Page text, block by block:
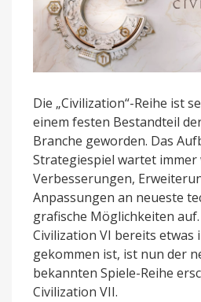
Die „Civilization“-Reihe ist
einem festen Bestandteil
Branche geworden. Das
Strategiespiel wartet immer
Verbesserungen,
Anpassungen an neueste
grafische Möglichkeiten
Civilization VI bereits etwas
gekommen ist, ist nun der
bekannten Spiele-Reihe
Civilization VII.